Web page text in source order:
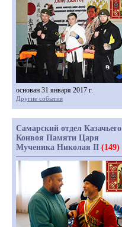
основан 31 января 2017 г.
Другие события
Самарский отдел Казачьего
Конвоя Памяти Царя
Мученика Николая II (149)